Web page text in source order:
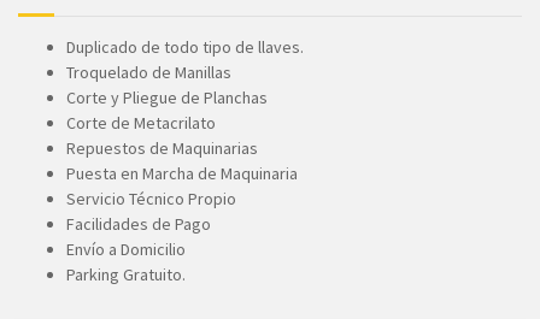
Duplicado de todo tipo de llaves.
Troquelado de Manillas
Corte y Pliegue de Planchas
Corte de Metacrilato
Repuestos de Maquinarias
Puesta en Marcha de Maquinaria
Servicio Técnico Propio
Facilidades de Pago
Envío a Domicilio
Parking Gratuito.